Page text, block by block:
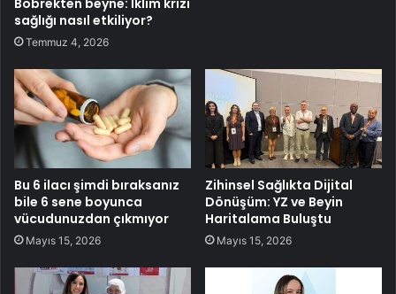
sağlığı nasıl etkiliyor?
Temmuz 4, 2026
Bu 6 ilacı şimdi bıraksanız
bile 6 sene boyunca
vücudunuzdan çıkmıyor
Mayıs 15, 2026
Zihinsel Sağlıkta Dijital
Dönüşüm: YZ ve Beyin
Haritalama Buluştu
Mayıs 15, 2026